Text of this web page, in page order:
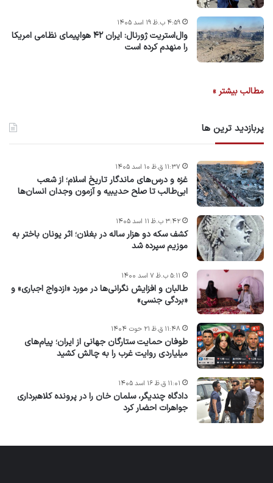
وال‌استریت ژورنال: ایران ۴۲ هواپیمای نظامی امریکا
را منهدم کرده است
۴:۵۹ ب.ظ ۱۹ اسد ۱۴۰۵
مطالب بیشتر »
پربازدید ترین ها
غزه و درس‌های ماندگار تاریخ اسلام؛ از شعب
ابی‌طالب تا صلح حدیبیه و آزمون وجدان انسان‌ها
۱۱:۳۷ ق.ظ ۱۰ اسد ۱۴۰۵
کشف سکه دو هزار ساله در بغلان؛ اثر یونان باختر به
موزیم سپرده شد
۳:۴۲ ب.ظ ۱۱ اسد ۱۴۰۵
طالبان و افزایش نگرانی‌ها در مورد «ازدواج اجباری» و
«بردگی جنسی»
۵:۱۱ ب.ظ ۷ اسد ۱۴۰۰
طوفان حمایت ستارگان جهانی از ایران؛ پیام‌های
میلیاردی روایت غرب را به چالش کشید
۱۱:۴۸ ق.ظ ۲۱ حوت ۱۴۰۴
دادگاه چندیگر، سلمان خان را در پرونده کلاهبرداری
جواهرات احضار کرد
۱۱:۰۱ ق.ظ ۱۶ اسد ۱۴۰۵